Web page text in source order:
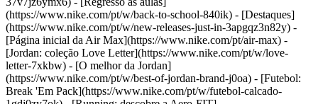
(https://www.nike.com/pt/w/back-to-school-840ik) - [Destaques]
(https://www.nike.com/pt/w/new-releases-just-in-3apgqz3n82y) -
[Página inicial da Air Max](https://www.nike.com/pt/air-max) -
[Jordan: coleção Love Letter](https://www.nike.com/pt/w/love-
letter-7xkbw) - [O melhor da Jordan]
(https://www.nike.com/pt/w/best-of-jordan-brand-j0oa) - [Futebol:
Break 'Em Pack](https://www.nike.com/pt/w/futebol-calcado-